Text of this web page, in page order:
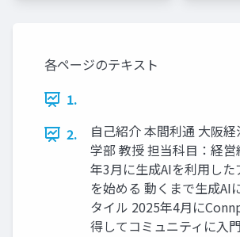
各ページのテキスト
1.
2.
自己紹介 本間利通 大阪
学部 教授 担当科目：経
年3月に生成AIを利用した
を始める 動くまで生成AI
タイル 2025年4月に
得してコミュニティに入